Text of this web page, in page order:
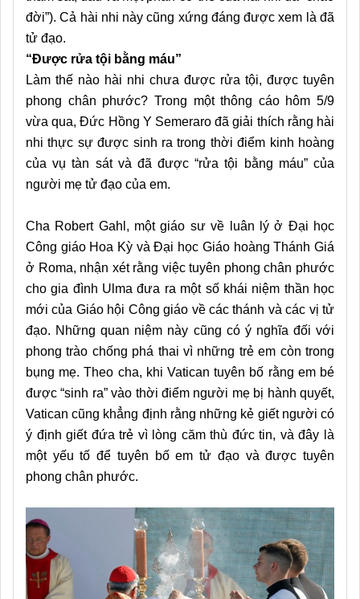
đời”). Cả hài nhi này cũng xứng đáng được xem là đã
tử đạo.
“Được rửa tội bằng máu”
Làm thế nào hài nhi chưa được rửa tội, được tuyên
phong chân phước? Trong một thông cáo hôm 5/9
vừa qua, Đức Hồng Y Semeraro đã giải thích rằng hài
nhi thực sự được sinh ra trong thời điểm kinh hoàng
của vụ tàn sát và đã được “rửa tội bằng máu” của
người mẹ tử đạo của em.
Cha Robert Gahl, một giáo sư về luân lý ở Đại học
Công giáo Hoa Kỳ và Đại học Giáo hoàng Thánh Giá
ở Roma, nhận xét rằng việc tuyên phong chân phước
cho gia đình Ulma đưa ra một số khái niệm thần học
mới của Giáo hội Công giáo về các thánh và các vị tử
đạo. Những quan niệm này cũng có ý nghĩa đối với
phong trào chống phá thai vì những trẻ em còn trong
bụng mẹ. Theo cha, khi Vatican tuyên bố rằng em bé
được “sinh ra” vào thời điểm người mẹ bị hành quyết,
Vatican cũng khẳng định rằng những kẻ giết người có
ý định giết đứa trẻ vì lòng căm thù đức tin, và đây là
một yếu tố để tuyên bố em tử đạo và được tuyên
phong chân phước.